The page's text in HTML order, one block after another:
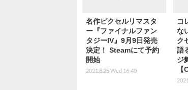
名作ピクセルリマスタ
ー『ファイナルファン
タジーIV』9月9日発売
決定！ Steamにて予約
開始
2021.8.25 Wed 16:40
コ
な
ク
語
ジ
【